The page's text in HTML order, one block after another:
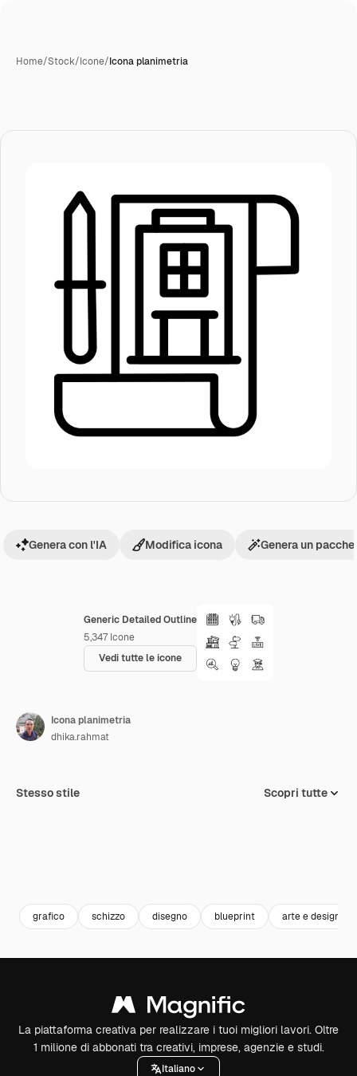
Home/Stock/Icone/Icona planimetria
Generic Detailed Outline
5,347 Icone
Vedi tutte le icone
Genera con l'IA Modifica icona Genera un
Icona planimetria
dhika.rahmat
Stesso stile Scopri tutte
grafico schizzo disegno blueprint arte e design
La piattaforma creativa per realizzare i tuoi migliori lavori. Oltre
1 milione di abbonati tra creativi, imprese, agenzie e studi.
Italiano